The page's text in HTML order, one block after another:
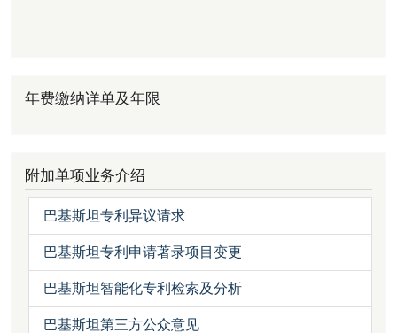
年费缴纳详单及年限
附加单项业务介绍
巴基斯坦专利异议请求
巴基斯坦专利申请著录项目变更
巴基斯坦智能化专利检索及分析
巴基斯坦第三方公众意见